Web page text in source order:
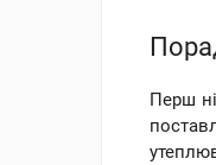
Перш